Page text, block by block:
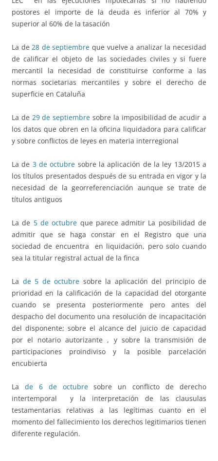
postores el importe de la deuda es inferior al 70% y
superior al 60% de la tasación
La de28 de septiembre que vuelve a analizar la necesidad
de calificar el objeto de las sociedades civiles y si fuere
mercantil la necesidad de constituirse conforme a las
normas societarias mercantiles y sobre el derecho de
superficie en Cataluña
La de 29 de septiembre sobre la imposibilidad de acudir a
los datos que obren en la oficina liquidadora para calificar
y sobre conflictos de leyes en materia interregional
La de 3 de octubre sobre la aplicación de la ley 13/2015 a
los títulos presentados después de su entrada en vigor y la
necesidad de la georreferenciación aunque se trate de
títulos antiguos
La de 5 de octubre que parece admitir La posibilidad de
admitir que se haga constar en el Registro que una
sociedad de encuentra en liquidación, pero solo cuando
sea la titular registral actual de la finca
La de 5 de octubre sobre la aplicación del principio de
prioridad en la calificación de la capacidad del otorgante
cuando se presenta posteriormente pero antes del
despacho del documento una resolución de incapacitación
del disponente; sobre el alcance del juicio de capacidad
por el notario autorizante , y sobre la transmisión de
participaciones proindiviso y la posible parcelación
encubierta
La de 6 de octubresobre un conflicto de derecho
intertemporal y la interpretación de las clausulas
testamentarias relativas a las legítimas cuanto en el
momento del fallecimiento los derechos legitimarios tienen
diferente regulación.